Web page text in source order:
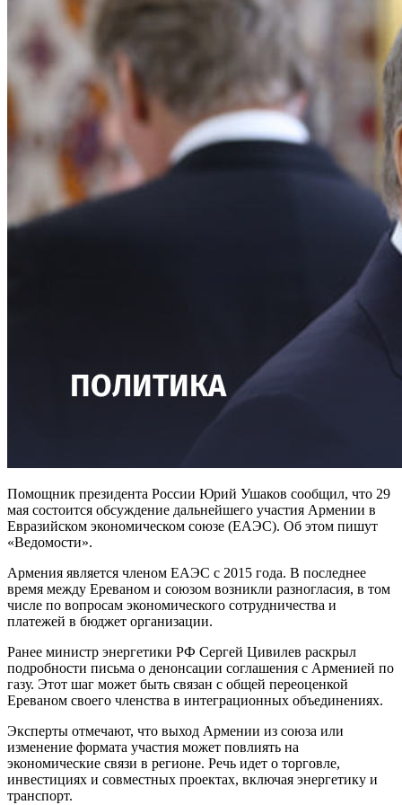
Помощник президента России Юрий Ушаков сообщил, что 29
мая состоится обсуждение дальнейшего участия Армении в
Евразийском экономическом союзе (ЕАЭС). Об этом пишут
«Ведомости».
Армения является членом ЕАЭС с 2015 года. В последнее
время между Ереваном и союзом возникли разногласия, в том
числе по вопросам экономического сотрудничества и
платежей в бюджет организации.
Ранее министр энергетики РФ Сергей Цивилев раскрыл
подробности письма о денонсации соглашения с Арменией по
газу. Этот шаг может быть связан с общей переоценкой
Ереваном своего членства в интеграционных объединениях.
Эксперты отмечают, что выход Армении из союза или
изменение формата участия может повлиять на
экономические связи в регионе. Речь идет о торговле,
инвестициях и совместных проектах, включая энергетику и
транспорт.